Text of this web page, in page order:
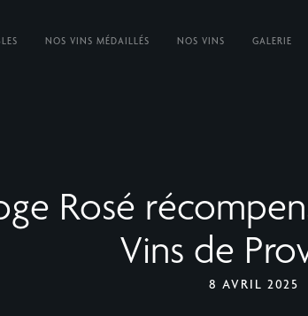
NOS VINS MÉDAILLÉS NOS VINS GALERIE
Rosé
Vins de
8 AVRIL 2025